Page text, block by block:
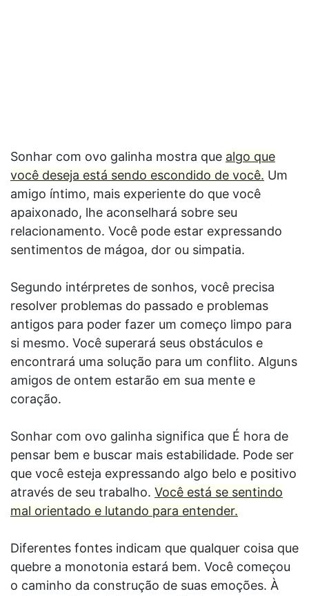
Sonhar com ovo galinha mostra que algo que
você deseja está sendo escondido de você. Um
amigo íntimo, mais experiente do que você
apaixonado, lhe aconselhará sobre seu
relacionamento. Você pode estar expressando
sentimentos de mágoa, dor ou simpatia.
Segundo intérpretes de sonhos, você precisa
resolver problemas do passado e problemas
antigos para poder fazer um começo limpo para
si mesmo. Você superará seus obstáculos e
encontrará uma solução para um conflito. Alguns
amigos de ontem estarão em sua mente e
coração.
Sonhar com ovo galinha significa que É hora de
pensar bem e buscar mais estabilidade. Pode ser
que você esteja expressando algo belo e positivo
através de seu trabalho. Você está se sentindo
mal orientado e lutando para entender.
Diferentes fontes indicam que qualquer coisa que
quebre a monotonia estará bem. Você começou
o caminho da construção de suas emoções. À